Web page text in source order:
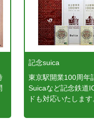
記念suica
東京駅開業100周年
Suicaなど記念鉄道
ドも対応いたします